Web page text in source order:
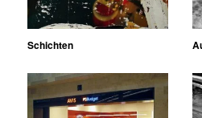
Schichten